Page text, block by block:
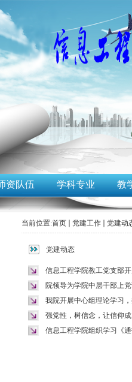
资队伍 学科专业
教
当前位置:首页 党建工作 党建动
党建动态
信息工程学院教工党支部
院领导为学院中层干部上
我院开展中心组理论学习
强党性，树信念，让信仰
信息工程学院组织学习《